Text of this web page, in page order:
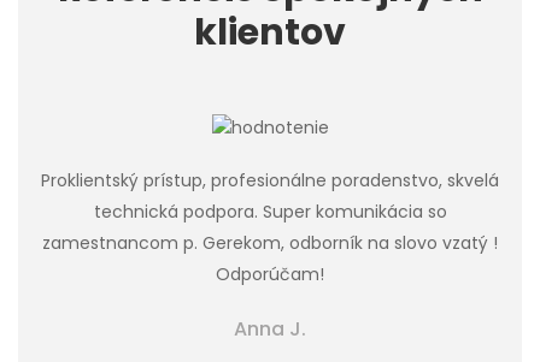
klientov
Proklientský prístup, profesionálne poradenstvo, skvelá
technická podpora. Super komunikácia so
zamestnancom p. Gerekom, odborník na slovo vzatý !
Odporúčam!
Anna J.